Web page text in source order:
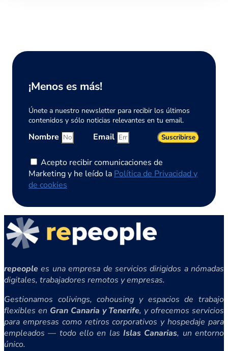
¡Menos es más!
Únete a nuestro newsletter para recibir los últimos
contenidos y sólo noticias relevantes en tu email.
Nombre Email
Acepto recibir comunicaciones de
Marketing y he leído laPolítica de Privacidad y
de cookies
Suscribirse
repeople es una empresa de servicios dirigidos a nómadas
digitales, trabajadores remotos y empresas.
Gestionamos colivings, cohousing y espacios de trabajo
flexibles en Gran Canaria y Tenerife, y ofrecemos servicios
para empresas como retiros corporativos y hospedaje para
empleados — todo ello en las Islas Canarias, un entorno
único.